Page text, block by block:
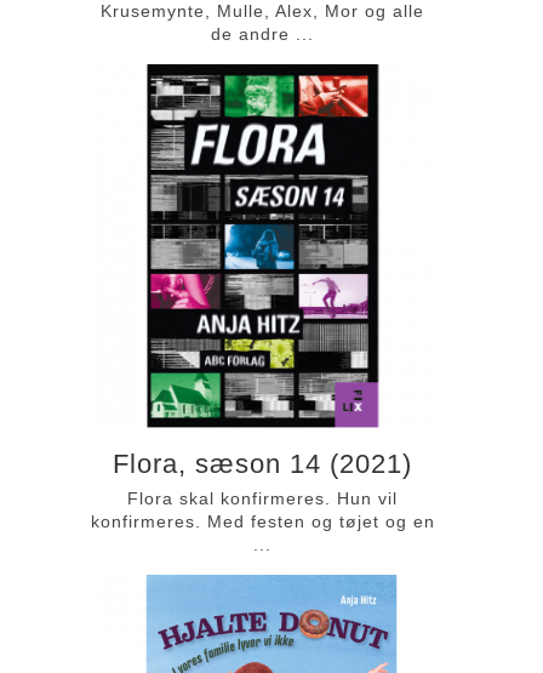
Krusemynte, Mulle, Alex, Mor og alle
de andre ...
Flora, sæson 14 (2021)
Flora skal konfirmeres. Hun vil
konfirmeres. Med festen og tøjet og en